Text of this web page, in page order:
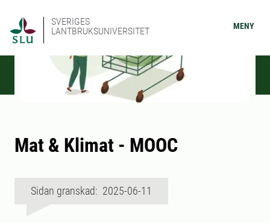
SVERIGES
LANTBRUKSUNIVERSITET
MENY
Mat & Klimat - MOOC
Sidan granskad: 2025-06-11